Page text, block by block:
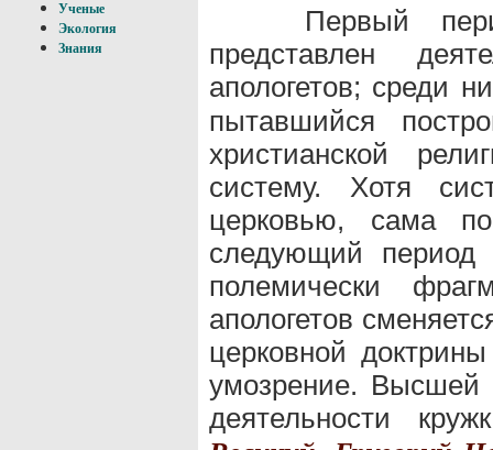
Ученые
Экология
Знания
Первый
представлен
апологетов; среди
пытавшийся
христианской
систему. Хотя
церковью, сама
следующий
полемически
апологетов
церковной
умозрение. Высшей
деятельности